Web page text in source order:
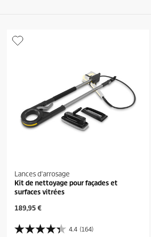
Lances d'arrosage
Kit de nettoyage pour façades et
surfaces vitrées
P
i
x
189,95 €
4.4 (164)
4